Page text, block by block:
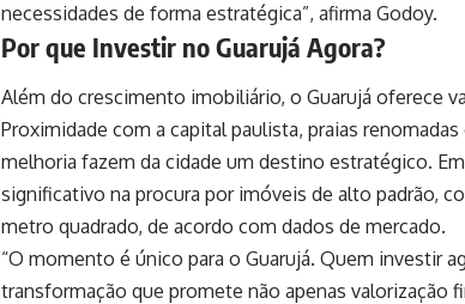
necessidades de forma estratégica”, afirma Godoy.
Por que Investir no Guarujá Agora?
Além do crescimento imobiliário, o Guarujá oferece
Proximidade com a capital paulista, praias
melhoria fazem da cidade um destino estratégico.
significativo na procura por imóveis de alto padrão,
metro quadrado, de acordo com dados de mercado.
“O momento é único para o Guarujá. Quem investir
transformação que promete não apenas valorização